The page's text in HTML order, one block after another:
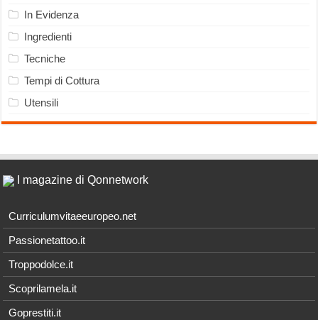
In Evidenza
Ingredienti
Tecniche
Tempi di Cottura
Utensili
I magazine di Qonnetwork
Curriculumvitaeeuropeo.net
Passionetattoo.it
Troppodolce.it
Scoprilamela.it
Goprestiti.it